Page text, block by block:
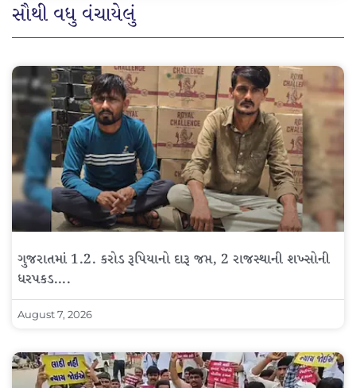
સૌથી વધુ વંચાયેલું
ગુજરાતમાં 1.2. કરોડ રૂપિયાનો દારૂ જપ્ત, 2 રાજસ્થાની શખ્સોની
ધરપકડ….
August 7, 2026